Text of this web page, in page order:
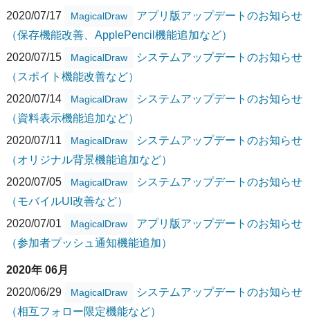
2020/07/17
MagicalDraw
アプリ版アップデートのお知らせ
（保存機能改善、ApplePencil機能追加など）
2020/07/15
MagicalDraw
システムアップデートのお知らせ
（スポイト機能改善など）
2020/07/14
MagicalDraw
システムアップデートのお知らせ
（資料表示機能追加など）
2020/07/11
MagicalDraw
システムアップデートのお知らせ
（オリジナル背景機能追加など）
2020/07/05
MagicalDraw
システムアップデートのお知らせ
（モバイルUI改善など）
2020/07/01
MagicalDraw
アプリ版アップデートのお知らせ
（参加者プッシュ通知機能追加）
2020年 06月
2020/06/29
MagicalDraw
システムアップデートのお知らせ
（相互フォロー限定機能など）